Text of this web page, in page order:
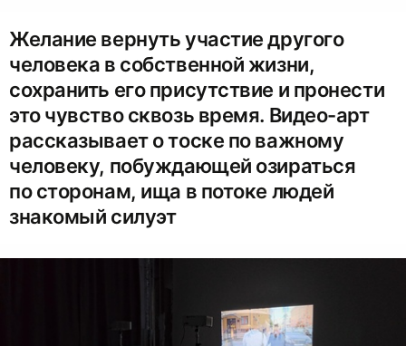
Желание вернуть участие другого
человека в собственной жизни,
сохранить его присутствие и пронести
это чувство сквозь время. Видео-арт
рассказывает о тоске по важному
человеку, побуждающей озираться
по сторонам, ища в потоке людей
знакомый силуэт